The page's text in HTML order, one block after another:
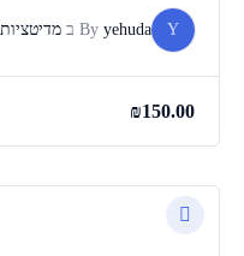
Y
By yehuda ב מדיטציות
₪150.00